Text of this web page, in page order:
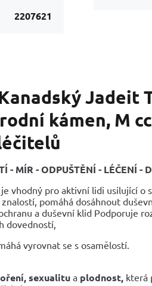
2207621
Jadeit
kámen, M
- MÍR - ODPUŠTĚNÍ - LÉČENÍ -
vhodný pro aktivní lidi usilující o
pomáhá dosáhnout
a duševní klid Podporuje
dovedností,
vyrovnat se s osamělostí.
sexualitua plodnost, která